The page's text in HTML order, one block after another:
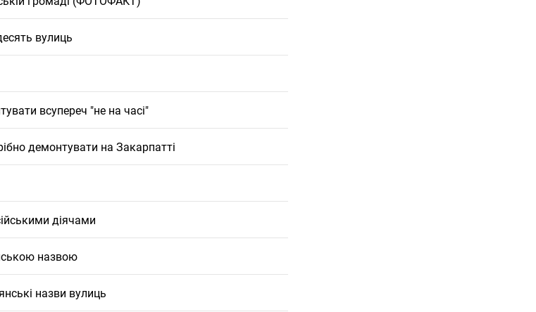
вулиць
всупереч "не на часі"
демонтувати на Закарпатті
діячами
назвою
назви вулиць